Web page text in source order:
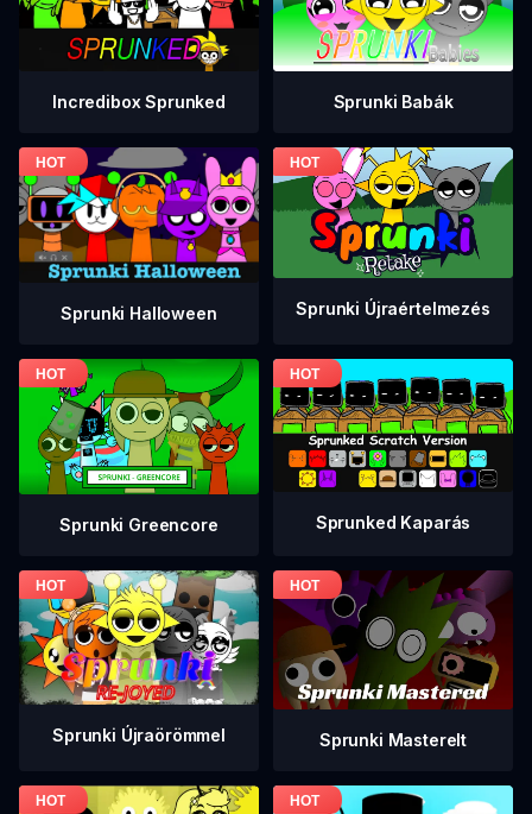
Incredibox Sprunked Sprunki Babák
Sprunki Halloween Sprunki Újraértelmezés
Sprunki Greencore Sprunked Kaparás
Sprunki Újraörömmel Sprunki Masterelt